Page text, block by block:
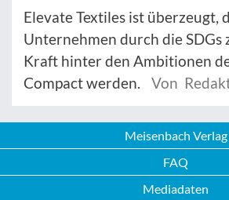
Elevate Textiles ist überzeugt,
Unternehmen durch die
Kraft hinter den Ambitionen
Compact werden.
Von
Meisenbach Verlag
FAQ
Mediadaten